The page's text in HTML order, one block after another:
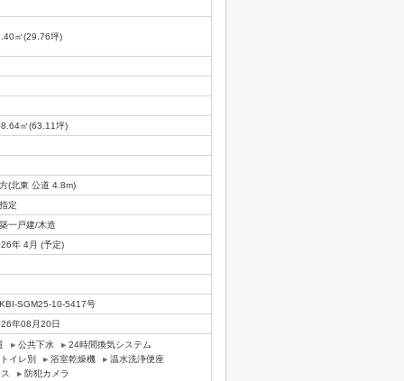
㎡(29.76坪)
㎡(63.11坪)
(北東 公道 4.8m)
定
一戸建/木造
年 4月 (予定)
SGM25-10-5417号
年08月20日
公共下水
24時間換気システム
イレ別
浴室乾燥機
温水洗浄便座
防犯カメラ